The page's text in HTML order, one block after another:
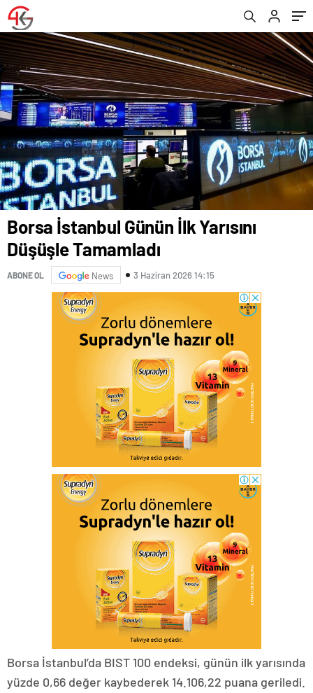
Borsa İstanbul Günün İlk Yarısını
Düşüşle Tamamladı
ABONE OL News 3 Haziran 2026 14:15
Borsa İstanbul’da BIST 100 endeksi, günün ilk yarısında
yüzde 0,66 değer kaybederek 14.106,22 puana geriledi.